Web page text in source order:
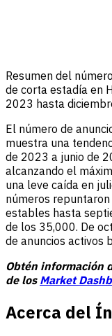
Resumen del
de corta estadía en
2023 hasta
El número de
muestra una
de 2023 a junio de
alcanzando el
una leve caída en
números
estables hasta
de los 35,000. De
de anuncios activos
Obtén información
de los Market
Acerca del